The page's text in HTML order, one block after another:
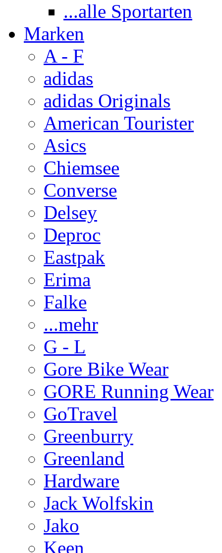
...alle Sportarten
Marken
A - F
adidas
adidas Originals
American Tourister
Asics
Chiemsee
Converse
Delsey
Deproc
Eastpak
Erima
Falke
...mehr
G - L
Gore Bike Wear
GORE Running Wear
GoTravel
Greenburry
Greenland
Hardware
Jack Wolfskin
Jako
Keen